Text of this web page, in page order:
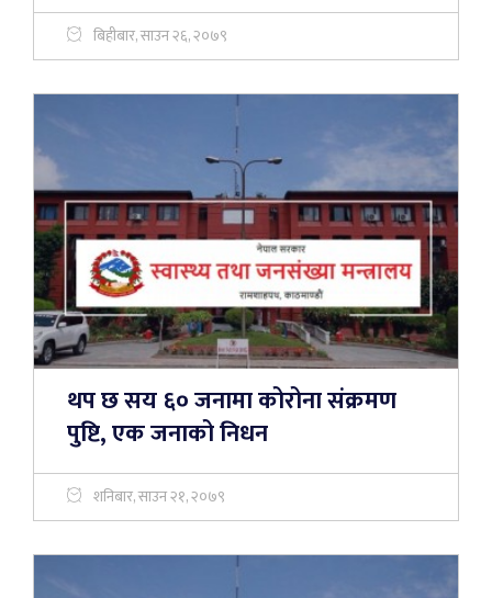
बिहीबार, साउन २६, २०७९
थप छ सय ६० जनामा कोरोना संक्रमण
पुष्टि, एक जनाको निधन
शनिबार, साउन २१, २०७९